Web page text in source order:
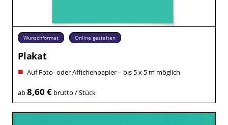
Wunschformat Online gestalten
Plakat
Auf Foto- oder Affichenpapier – bis 5 x 5 m möglich
ab8,60 €brutto / Stück